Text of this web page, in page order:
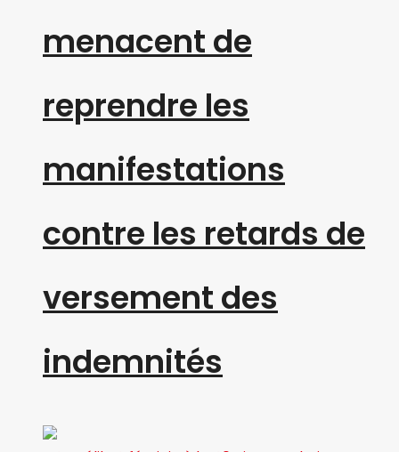
menacent de
reprendre les
manifestations
contre les retards de
versement des
indemnités